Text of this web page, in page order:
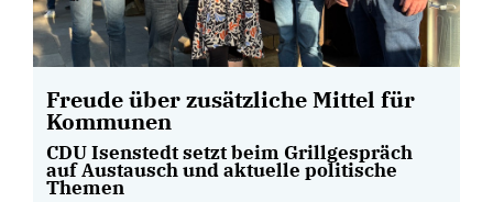
Freude über zusätzliche Mittel für
Kommunen
CDU Isenstedt setzt beim Grillgespräch
auf Austausch und aktuelle politische
Themen